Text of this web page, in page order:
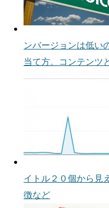
ンバージョンは低い
当て方。コンテンツ
イトル２０個から見
徴など